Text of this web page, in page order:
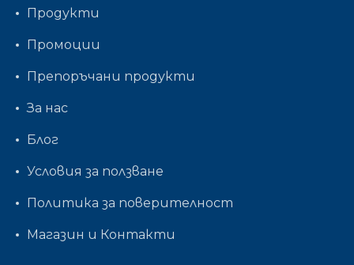
Продукти
Промоции
Препоръчани продукти
За нас
Блог
Условия за ползване
Политика за поверителност
Магазин и Контакти